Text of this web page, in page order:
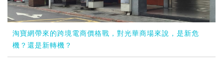
淘寶網帶來的跨境電商價格戰，對光華商場來說，是新危
機？還是新轉機？